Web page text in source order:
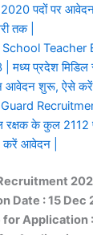
2020 पदों पर
तक |
Teacher
प्रदेश मिडिल
आवेदन शुरू, ऐसे करें
रक्षक के कुल 2112
आवेदन |
Date : 15 Dec
for Application